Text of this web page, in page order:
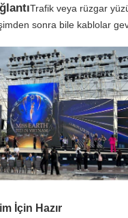
Trafik veya rüzgar
sonra bile kablolar
İçin Hazır